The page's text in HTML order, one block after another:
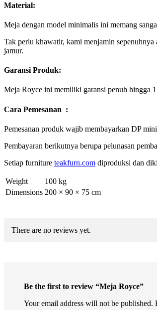
Material:
Meja dengan model minimalis ini memang
Tak perlu khawatir, kami menjamin
jamur.
Garansi Produk:
Meja Royce ini memiliki garansi penuh hingga
Cara Pemesanan :
Pemesanan produk wajib membayarkan DP
Pembayaran berikutnya berupa pelunasan
Setiap furniture teakfurn.com diproduksi dan
Weight
100 kg
Dimensions 200 × 90 × 75 cm
There are no reviews yet.
Be the first to review “Meja Royce”
Your email address will not be published.